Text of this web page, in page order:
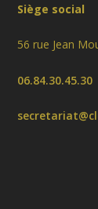
Siège social
56 rue Jean
06.84.30.45.30